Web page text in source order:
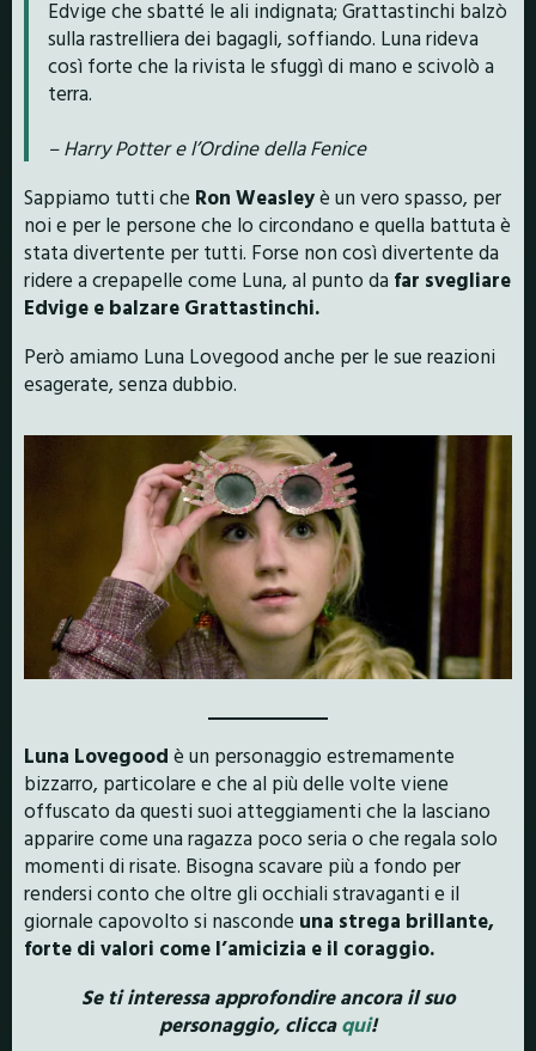
Edvige che sbatté le ali indignata; Grattastinchi balzò
sulla rastrelliera dei bagagli, soffiando. Luna rideva
così forte che la rivista le sfuggì di mano e scivolò a
terra.
– Harry Potter e l’Ordine della Fenice
Sappiamo tutti che Ron Weasleyè un vero spasso, per
noi e per le persone che lo circondano e quella battuta è
stata divertente per tutti. Forse non così divertente da
ridere a crepapelle come Luna, al punto da far svegliare
Edvige e balzare Grattastinchi.
Però amiamo Luna Lovegood anche per le sue reazioni
esagerate, senza dubbio.
Luna Lovegood è un personaggio estremamente
bizzarro, particolare e che al più delle volte viene
offuscato da questi suoi atteggiamenti che la lasciano
apparire come una ragazza poco seria o che regala solo
momenti di risate. Bisogna scavare più a fondo per
rendersi conto che oltre gli occhiali stravaganti e il
giornale capovolto si nasconde una strega brillante,
forte di valori come l’amicizia e il coraggio.
Se ti interessa approfondire ancora il suo
personaggio, cliccaqui!